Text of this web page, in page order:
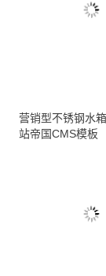
营销型不锈钢水
站帝国CMS模板